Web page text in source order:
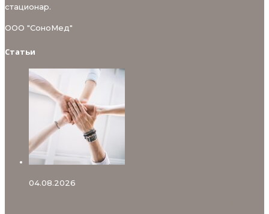
стационар.
ООО "СоноМед"
Статьи
04.08.2026